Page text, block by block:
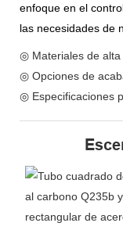
enfoque en el
las necesidades de
◎ Materiales de alta
◎ Opciones de
◎ Especificaciones